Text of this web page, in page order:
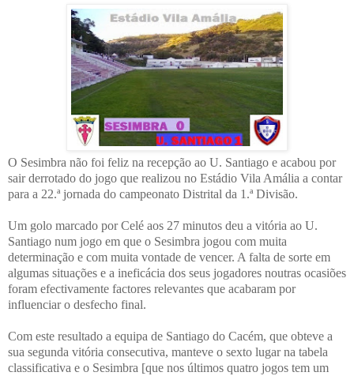
O Sesimbra não foi feliz na recepção ao U. Santiago e acabou por
sair derrotado do jogo que realizou no Estádio Vila Amália a contar
para a 22.ª jornada do campeonato Distrital da 1.ª Divisão.
Um golo marcado por Celé aos 27 minutos deu a vitória ao U.
Santiago num jogo em que o Sesimbra jogou com muita
determinação e com muita vontade de vencer. A falta de sorte em
algumas situações e a ineficácia dos seus jogadores noutras ocasiões
foram efectivamente factores relevantes que acabaram por
influenciar o desfecho final.
Com este resultado a equipa de Santiago do Cacém, que obteve a
sua segunda vitória consecutiva, manteve o sexto lugar na tabela
classificativa e o Sesimbra [que nos últimos quatro jogos tem um